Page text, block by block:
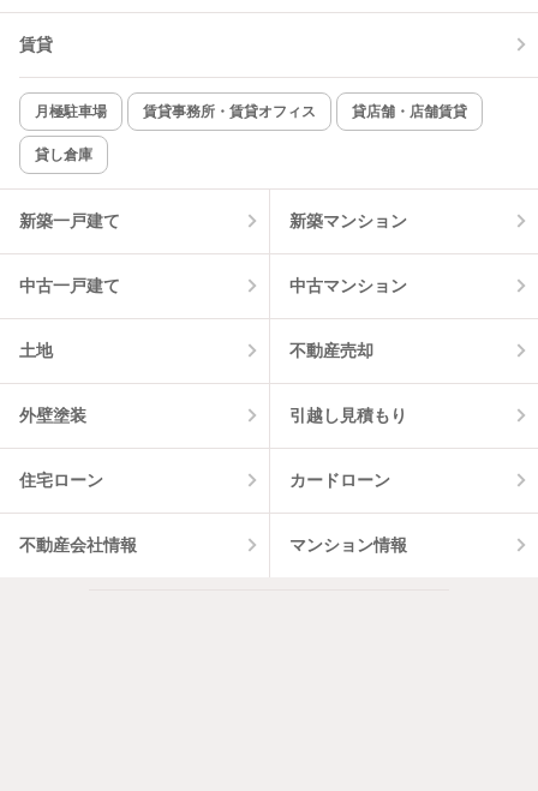
新着のみ インターネット無料
該当件数:
3件
賃貸
月極駐車場 賃貸事務所・賃貸オフィス 貸店舗・店舗賃貸
貸し倉庫
新築一戸建て 新築マンション
中古一戸建て 中古マンション
土地 不動産売却
外壁塗装 引越し見積もり
住宅ローン カードローン
不動産会社情報 マンション情報